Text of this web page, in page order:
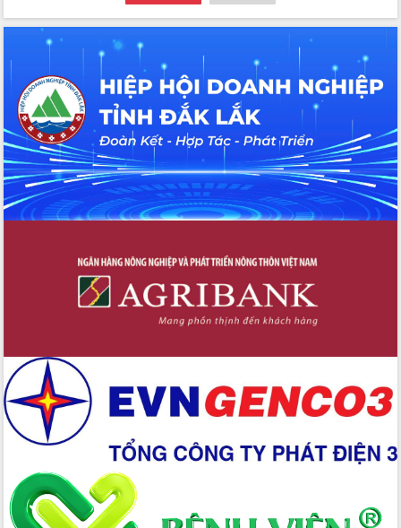
thi Sáng tạo Kỹ thuật 2024 - 2025
Đắk Lắk rà soát, điều chỉnh Đề án 190
về phát triển nuôi trồng thủy sản
Phó Chủ tịch UBND tỉnh Đắk Lắk
Trương Công Thái kiểm tra thực địa
Dự án cao tốc Khánh Hòa - Buôn Ma
Thuột
Định vị cà phê Việt Nam như một “di
sản sống” trong dòng chảy toàn cầu
Xây dựng nông thôn mới: Nâng cao đời
Quyết liệt tháo gỡ vướng mắc, đẩy
nhanh tiến độ các dự án trọng điểm
trong Khu kinh tế Nam Phú Yên
Hòn Yến phát triển du lịch gắn với bảo
Lấy ý kiến điều chỉnh Quy hoạch tỉnh
Đắk Lắk thời kỳ 2021-2030, tầm nhìn
đến năm 2050
Phát động chiến dịch 30 ngày đêm
giải phóng mặt bằng Tuyến đường bộ
Đắk Lắk nỗ lực thúc đẩy tăng trưởng
kinh tế từ 10% trở lên trong Quý
II/2026